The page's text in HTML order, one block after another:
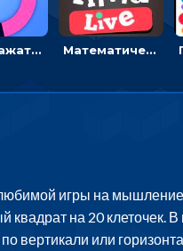
Успей нажать: кликай, чтобы попасть в цветной сектор круга Математическая викторина мультиплеер: решать примеры на время
игры на
на 20 клеточек.
вертикали или